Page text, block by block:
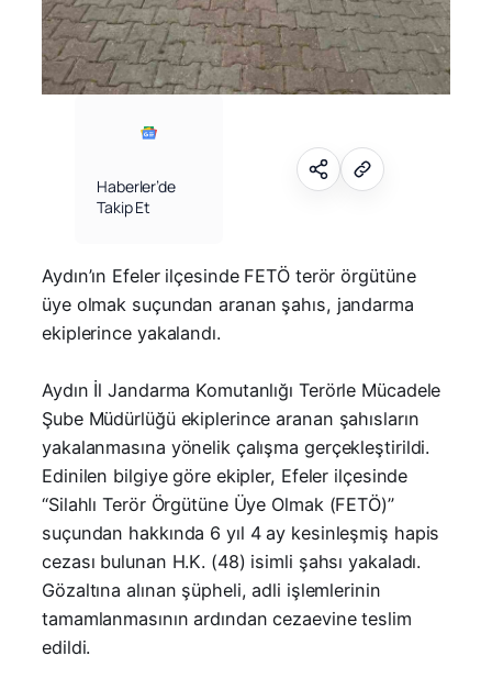
Haberler’de
Takip Et
Aydın’ın Efeler ilçesinde FETÖ terör örgütüne
üye olmak suçundan aranan şahıs, jandarma
ekiplerince yakalandı.
Aydın İl Jandarma Komutanlığı Terörle Mücadele
Şube Müdürlüğü ekiplerince aranan şahısların
yakalanmasına yönelik çalışma gerçekleştirildi.
Edinilen bilgiye göre ekipler, Efeler ilçesinde
“Silahlı Terör Örgütüne Üye Olmak (FETÖ)”
suçundan hakkında 6 yıl 4 ay kesinleşmiş hapis
cezası bulunan H.K. (48) isimli şahsı yakaladı.
Gözaltına alınan şüpheli, adli işlemlerinin
tamamlanmasının ardından cezaevine teslim
edildi.